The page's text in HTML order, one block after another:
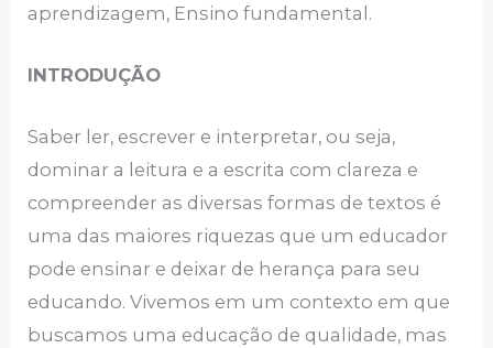
aprendizagem, Ensino fundamental.
INTRODUÇÃO
Saber ler, escrever e interpretar, ou seja,
dominar a leitura e a escrita com clareza e
compreender as diversas formas de textos é
uma das maiores riquezas que um educador
pode ensinar e deixar de herança para seu
educando. Vivemos em um contexto em que
buscamos uma educação de qualidade, mas